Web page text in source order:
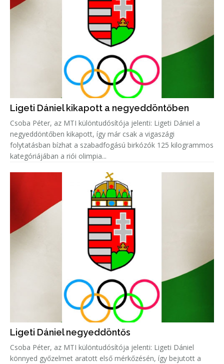
Ligeti Dániel kikapott a negyeddöntőben
Csoba Péter, az MTI különtudósítója jelenti: Ligeti Dániel a
negyeddöntőben kikapott, így már csak a vigaszági
folytatásban bízhat a szabadfogású birkózók 125 kilogrammos
kategóriájában a riói olimpia...
Ligeti Dániel negyeddöntős
Csoba Péter, az MTI különtudósítója jelenti: Ligeti Dániel
könnyed győzelmet aratott első mérkőzésén, így bejutott a